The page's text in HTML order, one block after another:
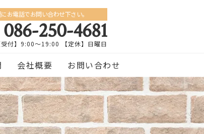
お電話でお問い合わせ下さい。
086-250-4681
受付】9:00〜19:00 【定休】日曜日
会社概要 お問い合わせ